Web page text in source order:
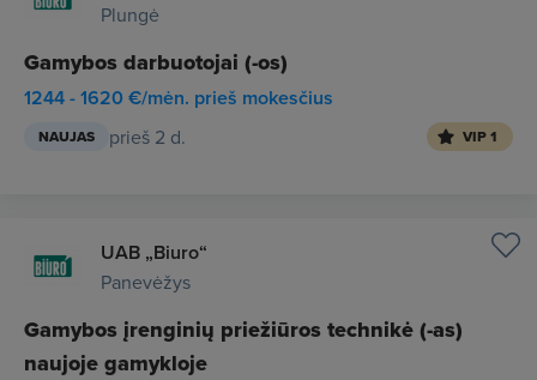
Plungė
Gamybos darbuotojai (-os)
1244 - 1620 €/mėn. prieš mokesčius
NAUJAS prieš 2 d. VIP 1
UAB „Biuro“
Panevėžys
Gamybos įrenginių priežiūros technikė (-as)
naujoje gamykloje